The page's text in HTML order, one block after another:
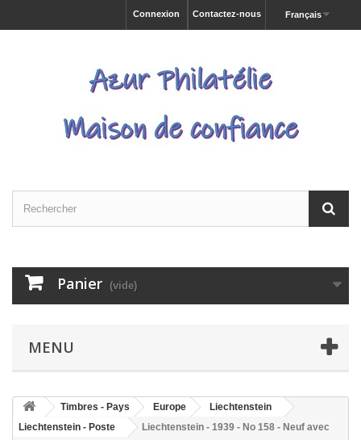
Français
Contactez-nous
Connexion
Panier (vide)
MENU
Timbres - Pays Europe
Liechtenstein
Liechtenstein - Poste
Liechtenstein - 1939 - No 158 - Neuf avec